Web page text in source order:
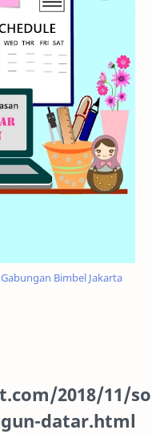
Bimbel Jakarta
2018/11/
datar.html